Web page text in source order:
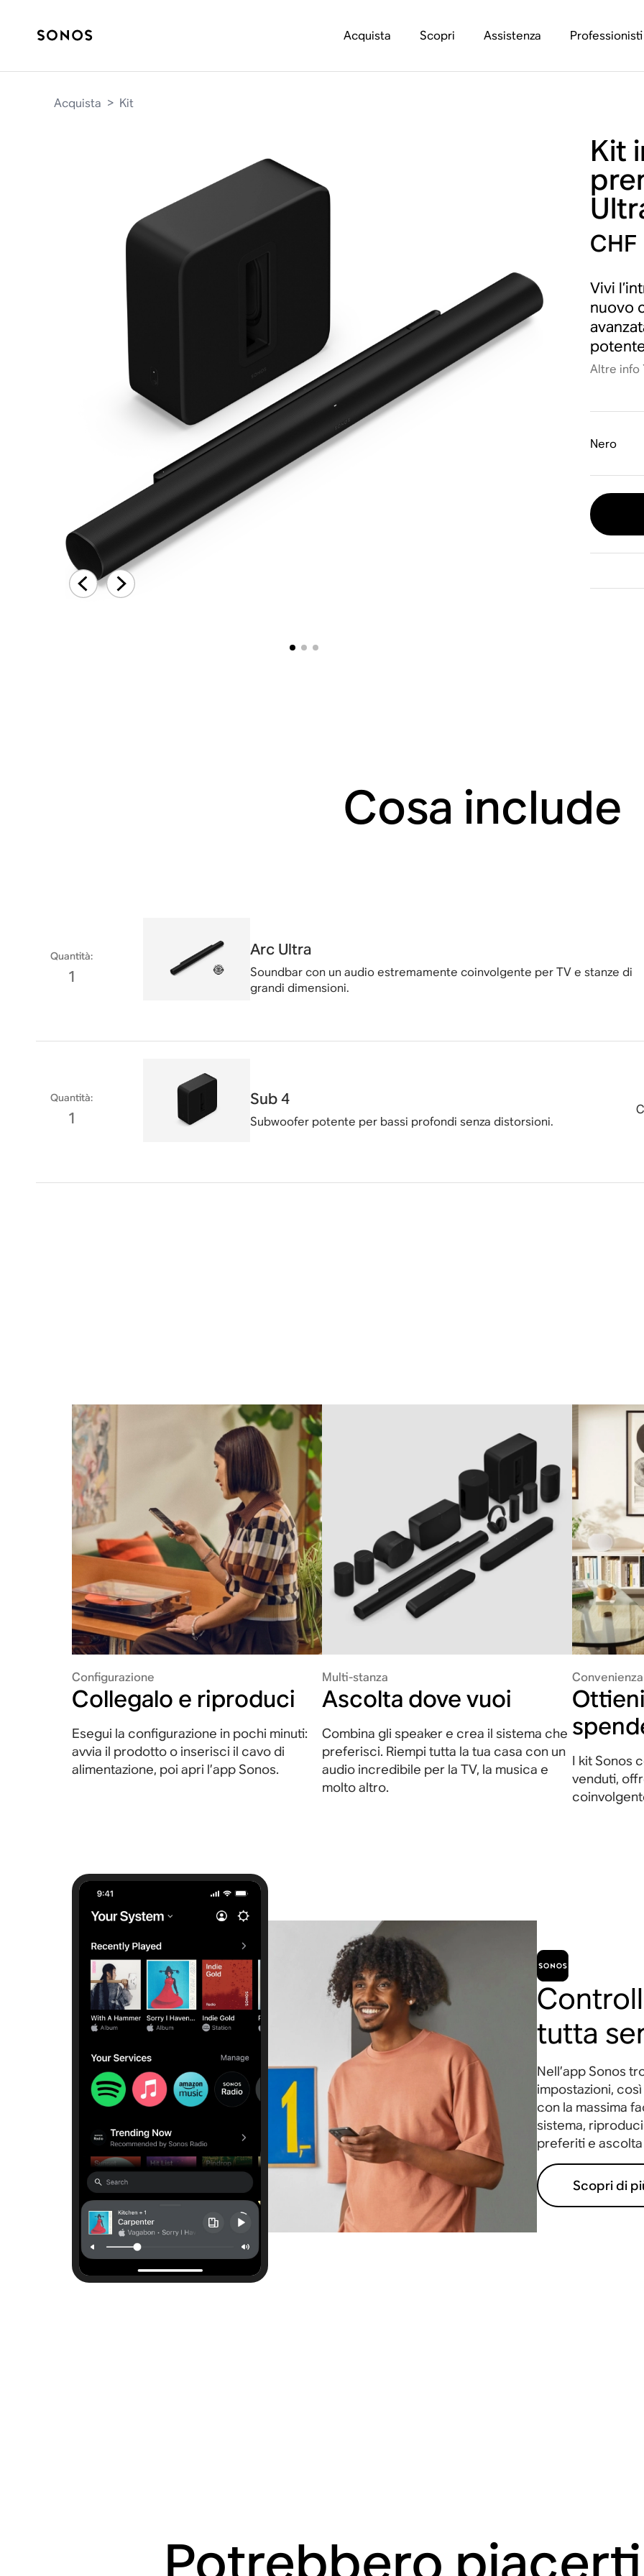
Acquista Scopri Assistenza Professionisti
Acquista > Kit
Kit
Vivi
nuovo
Altre info
Nero
Cosa include
Quantità:
1
Arc Ultra
Soundbar con un audio estremamente coinvolgente per TV e stanze di
grandi dimensioni.
Quantità:
1
Sub 4
Subwoofer potente per bassi profondi senza distorsioni.
Configurazione
Collegalo e riproduci
Esegui la configurazione in pochi minuti:
avvia il prodotto o inserisci il cavo di
alimentazione, poi apri l’app Sonos.
Multi-stanza
Ascolta dove vuoi
Combina gli speaker e crea il sistema che
preferisci. Riempi tutta la tua casa con un
audio incredibile per la TV, la musica e
molto altro.
Convenienza
I kit Sonos
venduti,
tutta
Nell’app Sonos
impostazioni,
con la massima
sistema,
preferiti e
Scopri di
Potrebbero